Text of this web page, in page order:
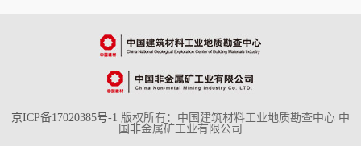
京ICP备17020385号-1 版权所有：中国建筑材料工业地质勘查中心 中
国非金属矿工业有限公司